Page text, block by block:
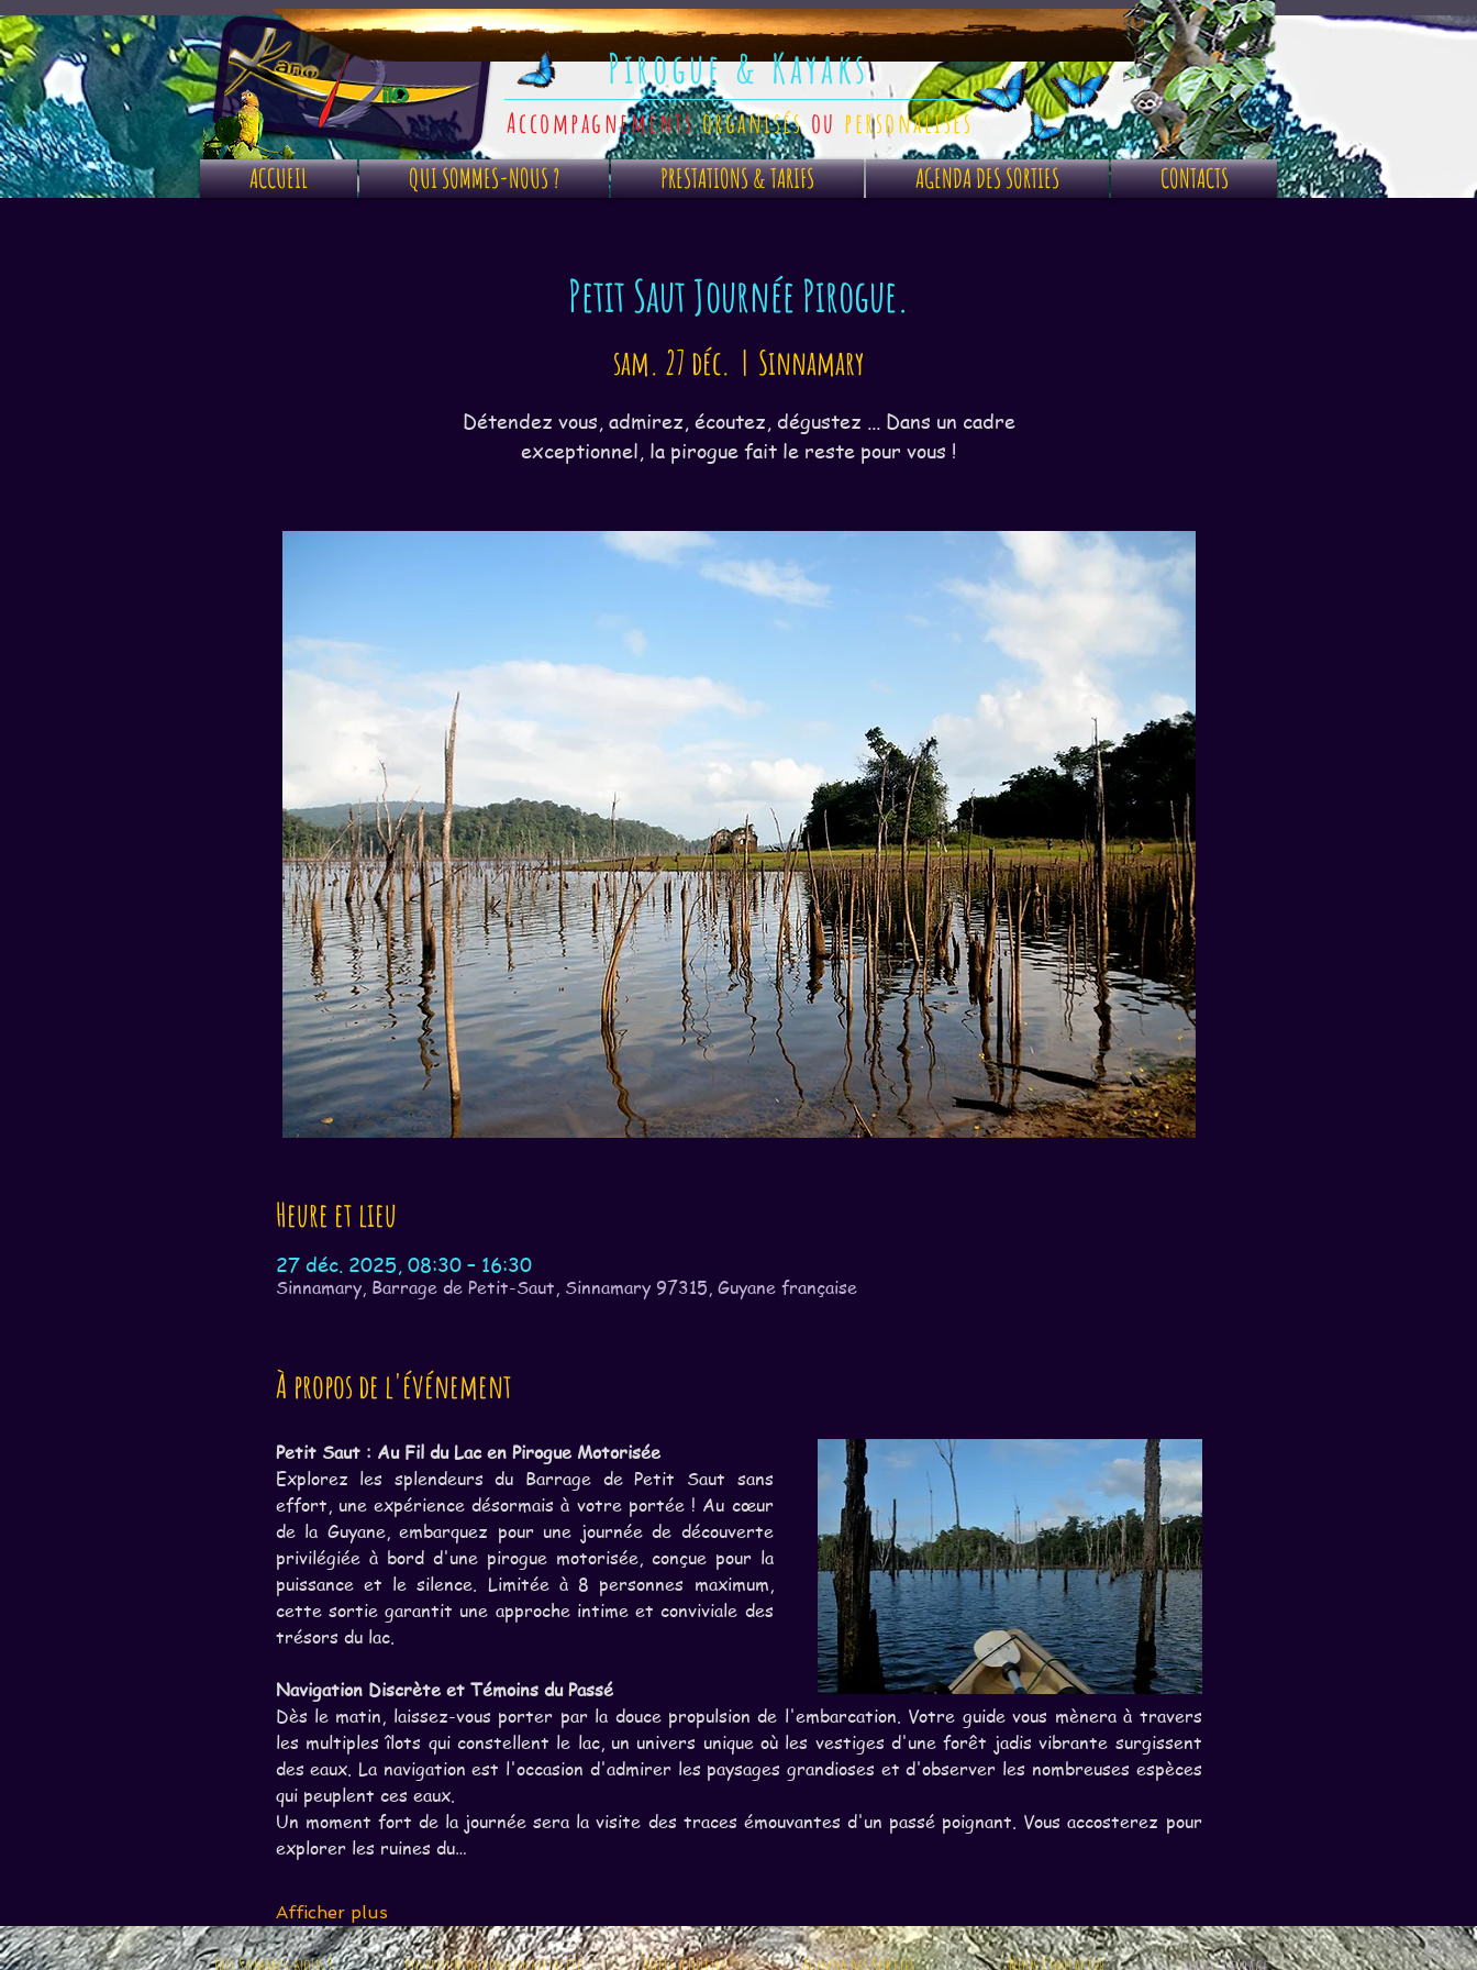
Pirogue & Kayaks
Accompagnementsorganisés ou personalisés
ACCUEIL QUI SOMMES-NOUS ? PRESTATIONS & TARIFS AGENDA DES SORTIES CONTACTS
Petit Saut Journée Pirogue.
sam. 27 déc.
  |
Sinnamary
Détendez vous, admirez, écoutez, dégustez ... Dans un cadre
exceptionnel, la pirogue fait le reste pour vous !
Heure et lieu
27 déc. 2025, 08:30 – 16:30
Sinnamary, Barrage de Petit-Saut, Sinnamary 97315, Guyane française
À propos de l'événement
Petit Saut : Au Fil du Lac en Pirogue Motorisée
Explorez les splendeurs du Barrage de Petit Saut sans
effort, une expérience désormais à votre portée ! Au cœur
de la Guyane, embarquez pour une journée de découverte
privilégiée à bord d'une pirogue motorisée, conçue pour la
puissance et le silence. Limitée à 8 personnes maximum,
cette sortie garantit une approche intime et conviviale des
trésors du lac.
Navigation Discrète et Témoins du Passé
Dès le matin, laissez-vous porter par la douce propulsion de l'embarcation. Votre guide vous mènera à travers
les multiples îlots qui constellent le lac, un univers unique où les vestiges d'une forêt jadis vibrante surgissent
des eaux. La navigation est l'occasion d'admirer les paysages grandioses et d'observer les nombreuses espèces
qui peuplent ces eaux.
Un moment fort de la journée sera la visite des traces émouvantes d'un passé poignant. Vous accosterez pour
explorer les ruines du…
Afficher plus